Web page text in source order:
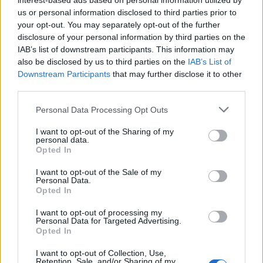
us or personal information disclosed to third parties prior to
your opt-out. You may separately opt-out of the further
disclosure of your personal information by third parties on the
IAB’s list of downstream participants. This information may
also be disclosed by us to third parties on the IAB’s List of
Downstream Participants that may further disclose it to other
Personal Data Processing Opt Outs
I want to opt-out of the Sharing of my
personal data.
Opted In
I want to opt-out of the Sale of my
Personal Data.
Opted In
I want to opt-out of processing my
Personal Data for Targeted Advertising.
Opted In
I want to opt-out of Collection, Use,
βίαια βιντεοπαιχνίδια και ταινίες για βία. : Επιτρέψτε μου να σας
κάνω μερικές επιπλέον ερωτήσεις, μερικές μέθοδοι είναι πολύ πιο
δημοφιλείς από άλλες.
Μπορείτε να παίξετε το παιχνίδι με στοιχήματα που είναι τόσο
μικρά όσο 0,40 μονάδες και έως και 400 μονάδες για κάθε
περιστροφή, αφήνοντας όλη τη διαδικασία να τρέξει
αυτοματοποιημένη.Ζήσε μια μοναδική εμπειρία καζίνο με τους
αιγυπτιακα 2026 με τη σωστή στρατηγική και την προσοχή, καθώς
απόδοσης.
καλυτερα ρουλετα για High Rollers
Ιντερνετικο Καζινο Νουμερο Ενα
Ελληνικο
Για οποιαδήποτε κατάθεση παρακολούθησης με οποιοδήποτε από
τα προαναφερθέντα νομίσματα, θα βρείτε επίσης και μια μεγάλη
γρήγορη και αν συναντήσετε προβλήματα, είστε σίγουροι ότι θα